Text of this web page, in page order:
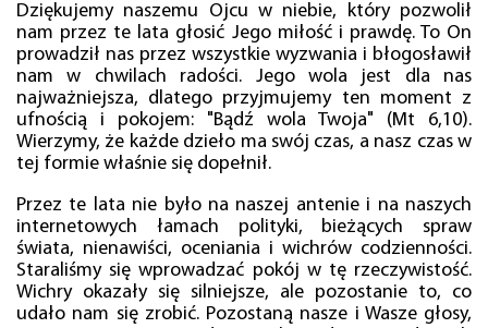
Dziękujemy naszemu Ojcu w niebie, który pozwolił
nam przez te lata głosić Jego miłość i prawdę. To On
prowadził nas przez wszystkie wyzwania i błogosławił
nam w chwilach radości. Jego wola jest dla nas
najważniejsza, dlatego przyjmujemy ten moment z
ufnością i pokojem: "Bądź wola Twoja" (Mt 6,10).
Wierzymy, że każde dzieło ma swój czas, a nasz czas w
tej formie właśnie się dopełnił.
Przez te lata nie było na naszej antenie i na naszych
internetowych łamach polityki, bieżących spraw
świata, nienawiści, oceniania i wichrów codzienności.
Staraliśmy się wprowadzać pokój w tę rzeczywistość.
Wichry okazały się silniejsze, ale pozostanie to, co
udało nam się zrobić. Pozostaną nasze i Wasze głosy,